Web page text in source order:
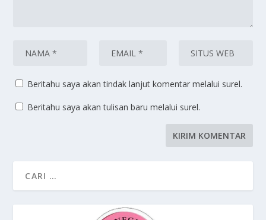
Beritahu saya akan tindak lanjut komentar melalui surel.
Beritahu saya akan tulisan baru melalui surel.